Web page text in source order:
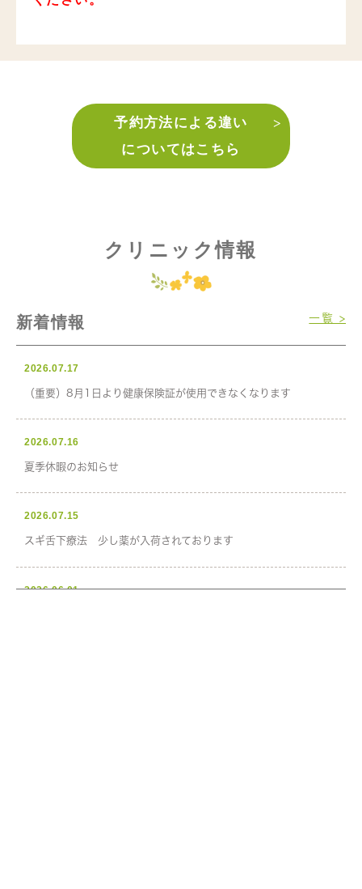
予約方法による違い
についてはこちら
クリニック情報
新着情報 一覧 >
2026.07.17
（重要）8月1日より健康保険証が使用できなくなります
2026.07.16
夏季休暇のお知らせ
2026.07.15
スギ舌下療法 少し薬が入荷されております
2026.06.01